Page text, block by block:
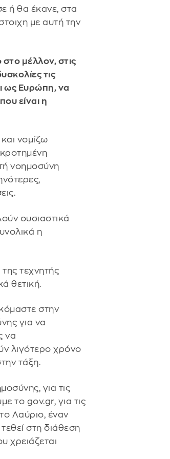
ή θα έκανε, στα
με αυτή την
στο μέλλον, στις
τις
ως Ευρώπη, να
είναι η
νομίζω
νοημοσύνη
ουσιαστικά
η
τεχνητής
θετική.
στην
για να
να
λιγότερο χρόνο
τάξη.
για τις
το gov.gr, για τις
Λαύριο, έναν
στη διάθεση
χρειάζεται